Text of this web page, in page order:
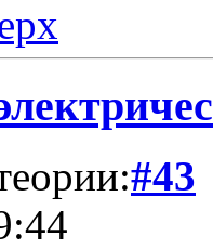
#43